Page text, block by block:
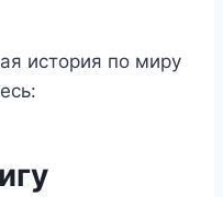
история по миру